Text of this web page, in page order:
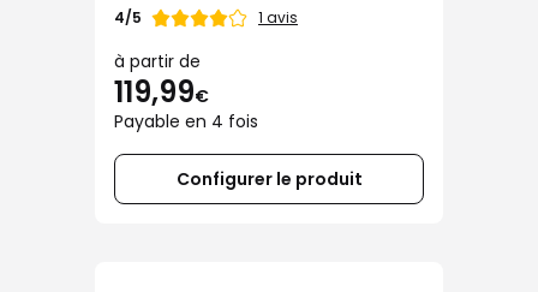
Note
4/5 1 avis
à partir de
119,99€
Payable en 4 fois
Configurer le produit